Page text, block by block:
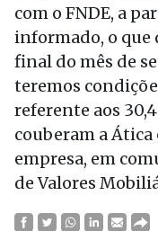
com o FNDE, a
informado, o que
final do mês de
teremos
referente aos
couberam a
empresa, em
de Valores